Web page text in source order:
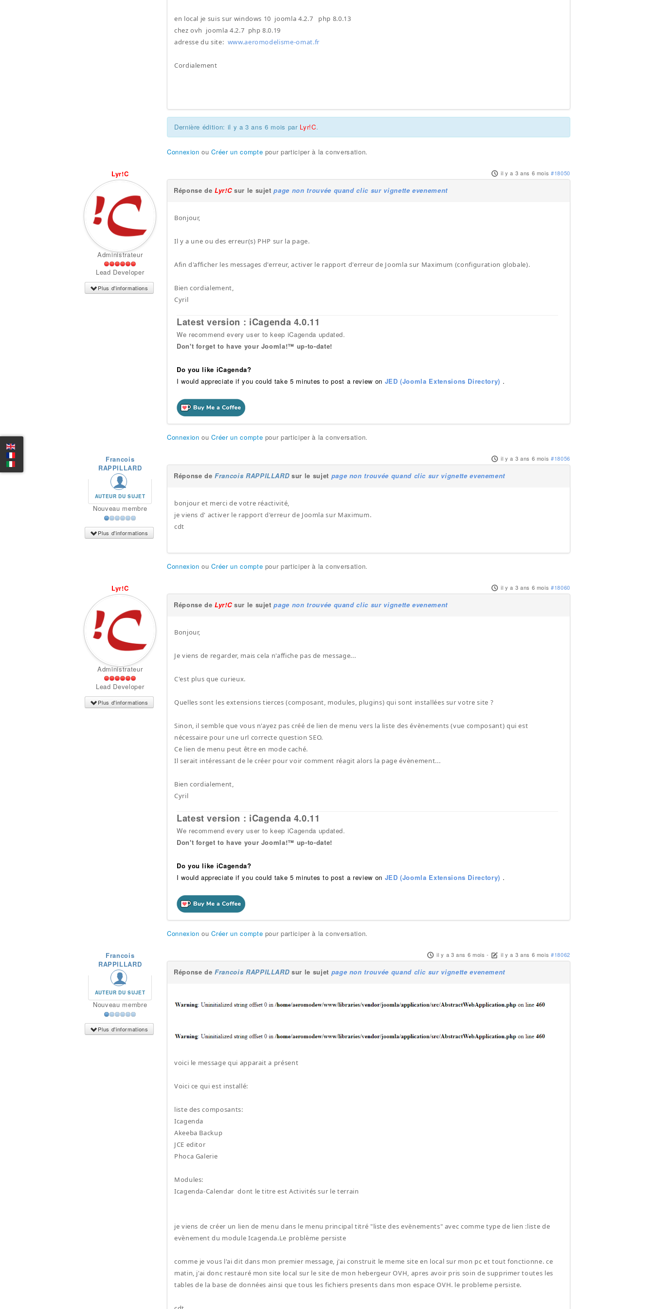
en local je suis sur windows 10 joomla 4.2.7 php 8.0.13
chez ovh joomla 4.2.7 php 8.0.19
adresse du site: www.aeromodelisme-omat.fr
Cordialement
Dernière édition: il y a 3 ans 6 mois par Lyr!C.
Connexion ouCréer un compte pour participer à la conversation.
Lyr!C
Administrateur
Lead Developer
Plus d'informations
il y a 3 ans 6 mois #18050
Réponse deLyr!Csur le sujetpage non trouvée quand clic sur vignette evenement
Bonjour,
Il y a une ou des erreur(s) PHP sur la page.
Afin d'afficher les messages d'erreur, activer le rapport d'erreur de Joomla sur Maximum (configuration globale).
Bien cordialement,
Cyril
Latest version : iCagenda 4.0.11
We recommend every user to keep iCagenda updated.
Don't forget to have your Joomla!™ up-to-date!
Do you like iCagenda?
I would appreciate if you could take 5 minutes to post a review on JED (Joomla Extensions Directory) .
Connexion ouCréer un compte pour participer à la conversation.
Francois
RAPPILLARD
AUTEUR DU SUJET
Nouveau membre
Plus d'informations
il y a 3 ans 6 mois #18056
Réponse deFrancois RAPPILLARDsur le sujet page non trouvée quand clic sur vignette evenement
bonjour et merci de votre réactivité,
je viens d' activer le rapport d'erreur de Joomla sur Maximum.
cdt
Connexion ouCréer un compte pour participer à la conversation.
Lyr!C
Administrateur
Lead Developer
Plus d'informations
il y a 3 ans 6 mois #18060
Réponse deLyr!Csur le sujetpage non trouvée quand clic sur vignette evenement
Bonjour,
Je viens de regarder, mais cela n'affiche pas de message...
C'est plus que curieux.
Quelles sont les extensions tierces (composant, modules, plugins) qui sont installées sur votre site ?
Sinon, il semble que vous n'ayez pas créé de lien de menu vers la liste des évènements (vue composant) qui est
nécessaire pour une url correcte question SEO.
Ce lien de menu peut être en mode caché.
Il serait intéressant de le créer pour voir comment réagit alors la page évènement...
Bien cordialement,
Cyril
Latest version : iCagenda 4.0.11
We recommend every user to keep iCagenda updated.
Don't forget to have your Joomla!™ up-to-date!
Do you like iCagenda?
I would appreciate if you could take 5 minutes to post a review on JED (Joomla Extensions Directory) .
Connexion ouCréer un compte pour participer à la conversation.
Francois
RAPPILLARD
AUTEUR DU SUJET
Nouveau membre
Plus d'informations
il y a 3 ans 6 mois - il y a 3 ans 6 mois #18062
Réponse deFrancois RAPPILLARDsur le sujet page non trouvée quand clic sur vignette evenement
voici le message qui apparait a présent
Voici ce qui est installé:
liste des composants:
Icagenda
Akeeba Backup
JCE editor
Phoca Galerie
Modules:
Icagenda-Calendar dont le titre est Activités sur le terrain
je viens de créer un lien de menu dans le menu principal titré "liste des evènements" avec comme type de lien :liste de
evènement du module Icagenda.Le problème persiste
comme je vous l'ai dit dans mon premier message, j'ai construit le meme site en local sur mon pc et tout fonctionne. ce
matin, j'ai donc restauré mon site local sur le site de mon hebergeur OVH, apres avoir pris soin de supprimer toutes les
tables de la base de données ainsi que tous les fichiers presents dans mon espace OVH. le probleme persiste.